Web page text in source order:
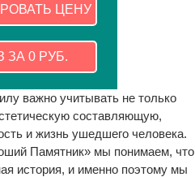
ЦЕНУ
ЗА 0 РУБ.
важно учитывать не только
составляющую,
и жизнь ушедшего человека.
Памятник» мы понимаем, что
история, и именно поэтому мы